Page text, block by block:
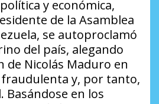
y económica,
de la Asamblea
se autoproclamó
del país, alegando
de Nicolás Maduro en
fraudulenta y, por tanto,
en los